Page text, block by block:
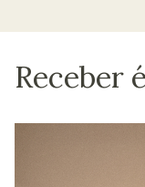
Receber